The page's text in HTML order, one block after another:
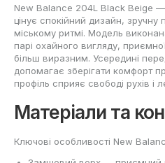
New Balance 204L Black Beige —
цінує спокійний дизайн, зручну
міському ритмі. Модель
парі охайного вигляду,
більш виразним. Усередині
допомагає зберігати комфорт
профіль сприяє свободі рухів і
Матеріали та
Ключові особливості New